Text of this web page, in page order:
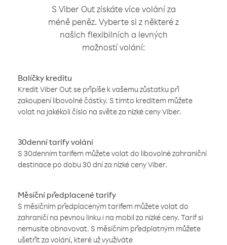
S Viber Out získáte více volání za
méně peněz. Vyberte si z některé z
našich flexibilních a levných
možností volání:
Balíčky kreditu
Kredit Viber Out se připíše k vašemu zůstatku při
zakoupení libovolné částky. S tímto kreditem můžete
volat na jakékoli číslo na světe za nízké ceny Viber.
30denní tarify volání
S 30denním tarifem můžete volat do libovolné zahraniční
destinace po dobu 30 dní za nízké ceny Viber.
Měsíční předplacené tarify
S měsíčním předplaceným tarifem můžete volat do
zahraničí na pevnou linku i na mobil za nízké ceny. Tarif si
nemusíte obnovovat. S měsíčním předplatným můžete
ušetřit za volání, které už využíváte